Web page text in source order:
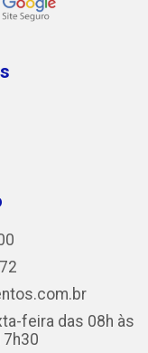
feira das 08h às